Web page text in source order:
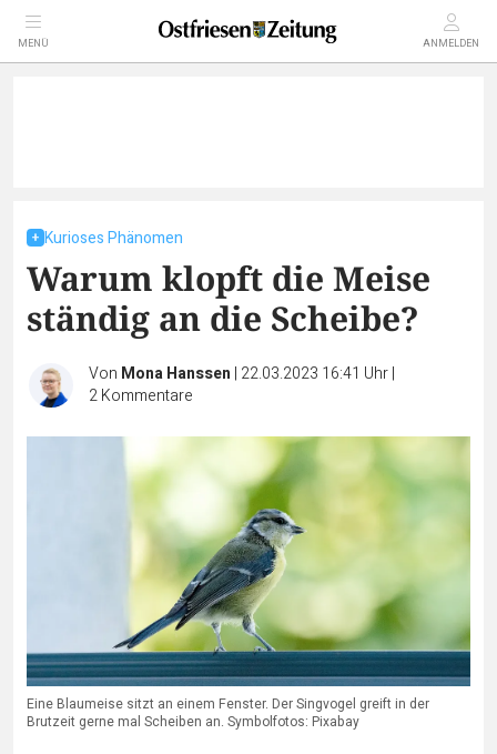
MENÜ ANMELDEN
Kurioses Phänomen
Warum klopft die Meise
ständig an die Scheibe?
Von Mona Hanssen | 22.03.2023 16:41 Uhr|
2Kommentare
Eine Blaumeise sitzt an einem Fenster. Der Singvogel greift in der
Brutzeit gerne mal Scheiben an. Symbolfotos: Pixabay